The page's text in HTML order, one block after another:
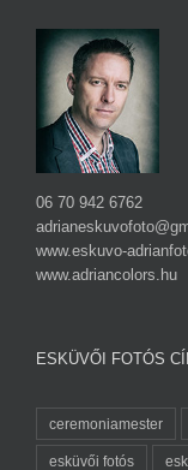
06 70 942 6762
www.eskuvo-
www.adriancolors.hu
ESKÜVŐI FOTÓS
ceremoniamester
esküvői fotós